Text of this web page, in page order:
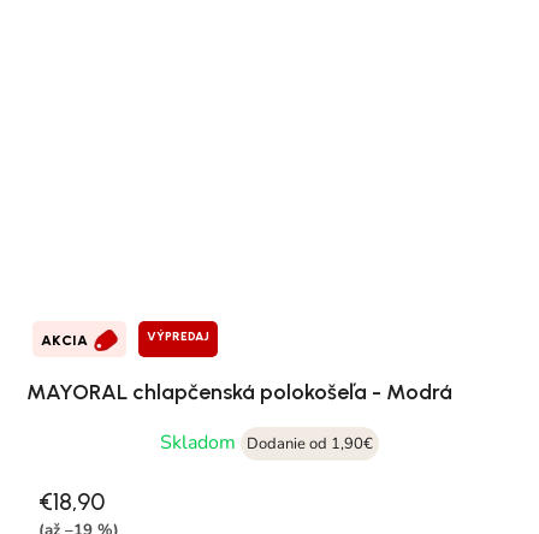
AKCIA VÝPREDAJ
MAYORAL chlapčenská polokošeľa - Modrá
Skladom
Dodanie od 1,90€
€18,90